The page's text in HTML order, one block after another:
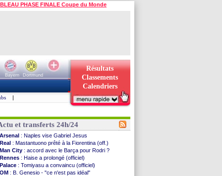
PHASE FINALE Coupe du Monde
Bayern
Dortmund
Résultats
Classements
Calendriers
|
et transferts 24h/24
Arsenal : Naples vise Gabriel Jesus
Real : Mastantuono prêté à la Fiorentina (off.)
Man City : accord avec le Barça pour Rodri ?
Rennes : Haise a prolongé (officiel)
Palace : Tomiyasu a convaincu (officiel)
OM : B. Genesio - "ce n'est pas idéal"